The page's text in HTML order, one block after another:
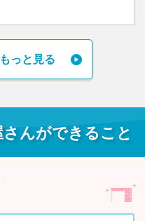
っと見る
んができること